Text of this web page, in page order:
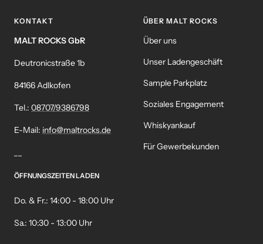
KONTAKT
MALT ROCKS GbR
Deutronicstraße 1b
84166 Adlkofen
Tel.: 08707/9386798
E-Mail: info@maltrocks.de
ÖFFNUNGSZEITEN LADEN
Do. & Fr.: 14:00 - 18:00 Uhr
Sa.: 10:30 - 13:00 Uhr
ÜBER MALT ROCKS
Über uns
Unser Ladengeschäft
Sample Parkplatz
Soziales Engagement
Whiskyankauf
Für Gewerbekunden